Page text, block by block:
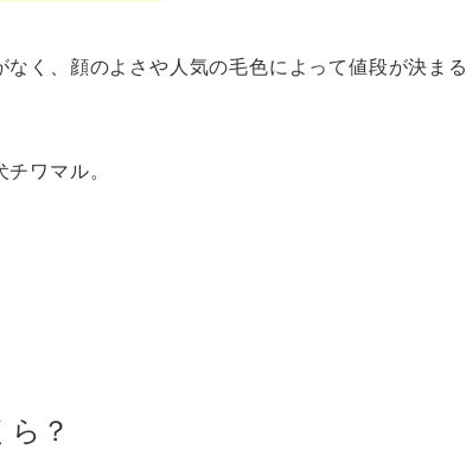
く、顔のよさや人気の毛色によって値段が決まる
ワマル。
？